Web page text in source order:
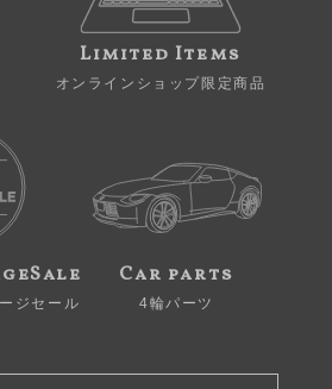
Limited Items
オンラインショップ限定商品
ジセール
Car parts
4輪パーツ